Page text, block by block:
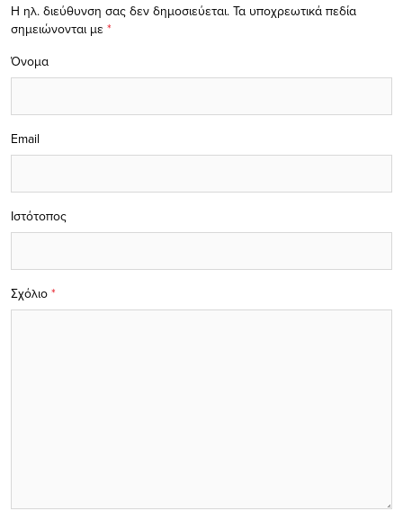
Η ηλ. διεύθυνση σας δεν δημοσιεύεται. Τα υποχρεωτικά πεδία
σημειώνονται με *
Σχόλιο *
Όνομα
Email
Ιστότοπος